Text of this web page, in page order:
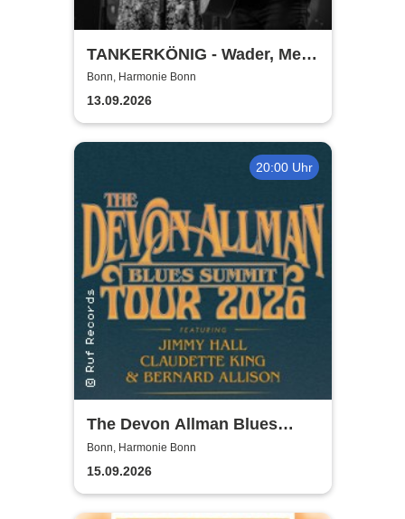
TANKERKÖNIG - Wader, Mey
& Co
Bonn, Harmonie Bonn
13.09.2026
20:00 Uhr
The Devon Allman Blues
Summit - European Tour 2026
Bonn, Harmonie Bonn
15.09.2026